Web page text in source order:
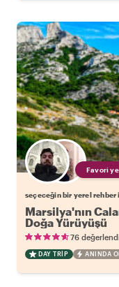
Favori
seçeceğin bir yerel
Marsilya'nın
Doğa Yürüyüşü
76
DAY TRIP ANINDA